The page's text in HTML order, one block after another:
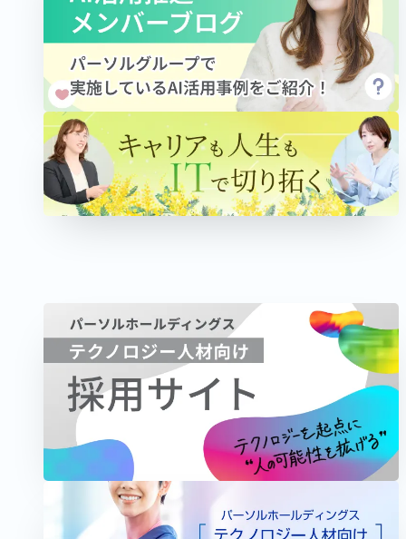
課題の本質をとらえ、伴走型の支援を―コン
サルティング×テクノロジーで拓く、地域共
創の最前線
パーソルワークススイッチコンサルティング
ITコンサルタント
管理職